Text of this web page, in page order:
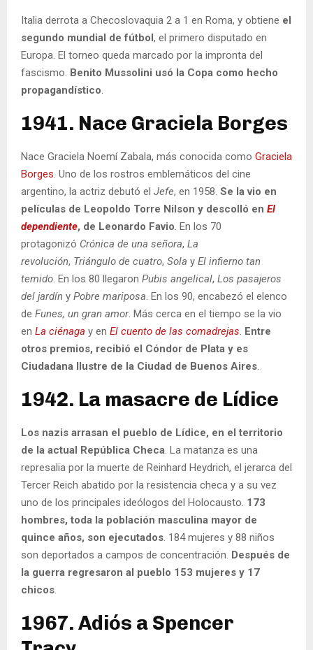
Italia derrota a Checoslovaquia 2 a 1 en Roma, y obtiene el
segundo mundial de fútbol, el primero disputado en
Europa. El torneo queda marcado por la impronta del
fascismo. Benito Mussolini usó la Copa como hecho
propagandístico.
1941. Nace Graciela Borges
Nace Graciela Noemí Zabala, más conocida como Graciela
Borges. Uno de los rostros emblemáticos del cine
argentino, la actriz debutó el Jefe, en 1958. Se la vio en
películas de Leopoldo Torre Nilson y descolló en El
dependiente, de Leonardo Favio. En los 70
protagonizó Crónica de una señora, La
revolución, Triángulo de cuatro, Sola y El infierno tan
temido. En los 80 llegaron Pubis angelical, Los pasajeros
del jardín y Pobre mariposa. En los 90, encabezó el elenco
de Funes, un gran amor. Más cerca en el tiempo se la vio
en La ciénaga y en El cuento de las comadrejas. Entre
otros premios, recibió el Cóndor de Plata y es
Ciudadana Ilustre de la Ciudad de Buenos Aires.
1942. La masacre de Lídice
Los nazis arrasan el pueblo de Lídice, en el territorio
de la actual República Checa. La matanza es una
represalia por la muerte de Reinhard Heydrich, el jerarca del
Tercer Reich abatido por la resistencia checa y a su vez
uno de los principales ideólogos del Holocausto. 173
hombres, toda la población masculina mayor de
quince años, son ejecutados. 184 mujeres y 88 niños
son deportados a campos de concentración. Después de
la guerra regresaron al pueblo 153 mujeres y 17
chicos.
1967. Adiós a Spencer